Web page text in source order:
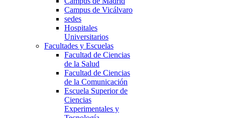
Campus de Vicálvaro
sedes
Hospitales
Universitarios
Facultades y Escuelas
Facultad de Ciencias
de la Salud
Facultad de Ciencias
de la Comunicación
Escuela Superior de
Ciencias
Experimentales y